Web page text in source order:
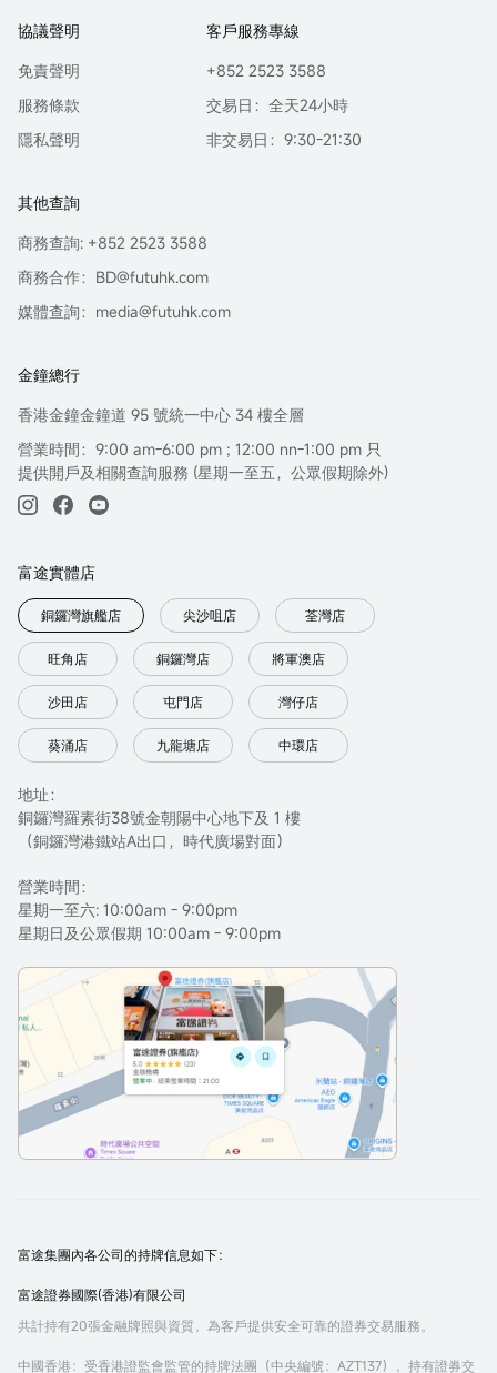
協議聲明
免責聲明
服務條款
隱私聲明
客戶服務專線
+852 2523 3588
交易日：全天24小時
非交易日：9:30-21:30
其他查詢
商務查詢: +852 2523 3588
商務合作：BD@futuhk.com
媒體查詢：media@futuhk.com
金鐘總行
香港金鐘金鐘道 95 號統一中心 34 樓全層
營業時間：9:00 am-6:00 pm ; 12:00 nn-1:00 pm 只
提供開戶及相關查詢服務 (星期一至五，公眾假期除外)
富途實體店
銅鑼灣旗艦店 尖沙咀店 荃灣店
旺角店 銅鑼灣店 將軍澳店
沙田店 屯門店 灣仔店
葵涌店 九龍塘店 中環店
地址：
銅鑼灣羅素街38號金朝陽中心地下及 1 樓
（銅鑼灣港鐵站A出口，時代廣場對面）
營業時間：
星期一至六: 10:00am - 9:00pm
星期日及公眾假期 10:00am - 9:00pm
富途集團內各公司的持牌信息如下：
富途證券國際(香港)有限公司
共計持有20張金融牌照與資質，為客戶提供安全可靠的證券交易服務。
中國香港：受香港證監會監管的持牌法團（中央編號：AZT137），持有證券交